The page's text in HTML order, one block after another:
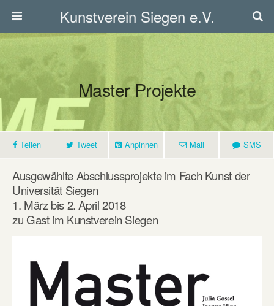
Kunstverein Siegen e.V.
Master Projekte
Teilen Tweet Anpinnen Mail SMS
Ausgewählte Abschlussprojekte im Fach Kunst der
Universität Siegen
1. März bis 2. April 2018
zu Gast im Kunstverein Siegen